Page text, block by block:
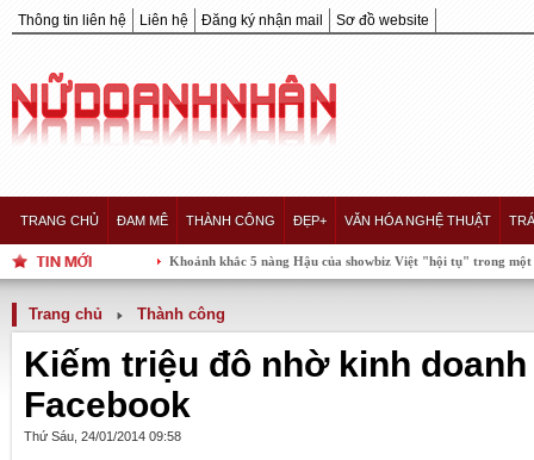
Thông tin liên hệ Liên hệ Đăng ký nhận mail Sơ đồ website
TRANG CHỦ ĐAM MÊ THÀNH CÔNG ĐẸP+ VĂN HÓA NGHỆ THUẬT
Khoảnh khắc 5 nàng Hậu của showbiz Việt "hội tụ" trong một khung
Trang chủ Thành công
Kiếm triệu đô nhờ kinh
Facebook
Thứ Sáu, 24/01/2014 09:58